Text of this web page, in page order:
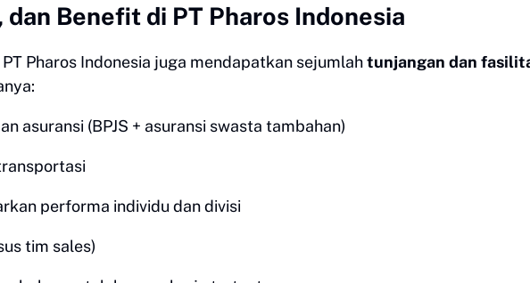
dan Benefit di PT Pharos Indonesia
Pharos Indonesia juga mendapatkan sejumlahtunjangan dan
asuransi (BPJS + asuransi swasta tambahan)
performa individu dan divisi
tim sales)